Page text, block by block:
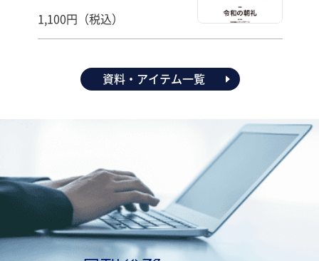
1,100円（税込）
資料・アイテム一覧
へ